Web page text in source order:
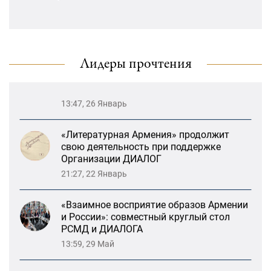
Лидеры прочтения
карабахских соотечественников в
Ереване
Организации ДИАЛОГ
21:27, 22 Январь
РСМД и ДИАЛОГА
13:59, 29 Май